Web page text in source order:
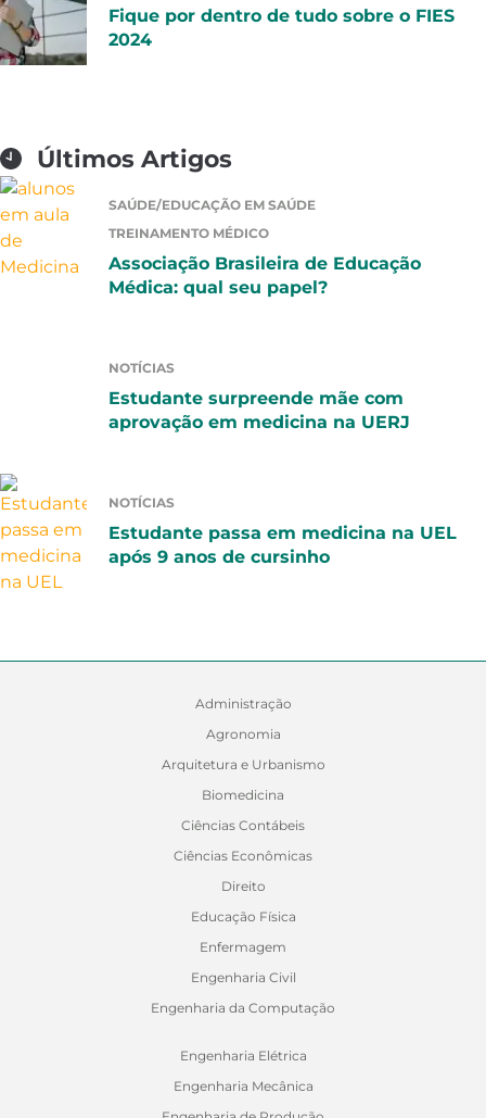
Fique por dentro de tudo sobre o FIES
2024
Últimos Artigos
SAÚDE/EDUCAÇÃO EM SAÚDE
TREINAMENTO MÉDICO
Associação Brasileira de Educação
Médica: qual seu papel?
NOTÍCIAS
Estudante surpreende mãe com
aprovação em medicina na UERJ
NOTÍCIAS
Estudante passa em medicina na UEL
após 9 anos de cursinho
Administração
Agronomia
Arquitetura e Urbanismo
Biomedicina
Ciências Contábeis
Ciências Econômicas
Direito
Educação Física
Enfermagem
Engenharia Civil
Engenharia da Computação
Engenharia Elétrica
Engenharia Mecânica